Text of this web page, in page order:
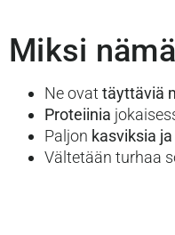
Miksi
Ne ovattäyttäviä
Proteiinia
Paljon kasviksia
Vältetään turhaa